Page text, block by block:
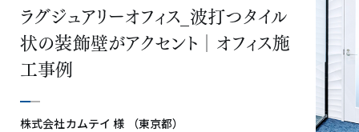
ラグジュアリーオフィス_波打つタイル
状の装飾壁がアクセント│オフィス施
工事例
株式会社カムテイ 様 （東京都）